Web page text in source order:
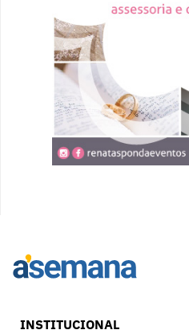
INSTITUCIONAL